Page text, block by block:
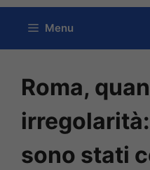
contenuto
Menu
Roma,
sono stati